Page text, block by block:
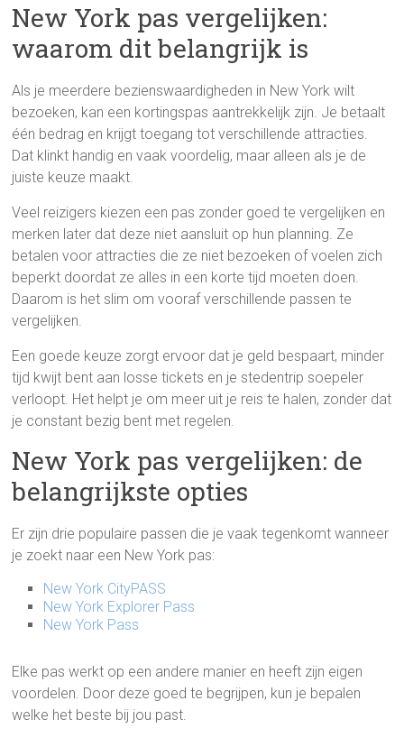
New York pas vergelijken:
waarom dit belangrijk is
Als je meerdere bezienswaardigheden in New York wilt
bezoeken, kan een kortingspas aantrekkelijk zijn. Je betaalt
één bedrag en krijgt toegang tot verschillende attracties.
Dat klinkt handig en vaak voordelig, maar alleen als je de
juiste keuze maakt.
Veel reizigers kiezen een pas zonder goed te vergelijken en
merken later dat deze niet aansluit op hun planning. Ze
betalen voor attracties die ze niet bezoeken of voelen zich
beperkt doordat ze alles in een korte tijd moeten doen.
Daarom is het slim om vooraf verschillende passen te
vergelijken.
Een goede keuze zorgt ervoor dat je geld bespaart, minder
tijd kwijt bent aan losse tickets en je stedentrip soepeler
verloopt. Het helpt je om meer uit je reis te halen, zonder dat
je constant bezig bent met regelen.
New York pas vergelijken: de
belangrijkste opties
Er zijn drie populaire passen die je vaak tegenkomt wanneer
je zoekt naar een New York pas:
New York CityPASS
New York Explorer Pass
New York Pass
Elke pas werkt op een andere manier en heeft zijn eigen
voordelen. Door deze goed te begrijpen, kun je bepalen
welke het beste bij jou past.